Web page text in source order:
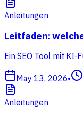
Anleitungen
Leitfaden:
Ein SEO Tool mit
May 13, 2026•
Anleitungen